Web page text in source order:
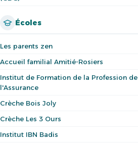
Écoles
Les parents zen
Accueil familial Amitié-Rosiers
Institut de Formation de la Profession de
l'Assurance
Crèche Bois Joly
Crèche Les 3 Ours
Institut IBN Badis